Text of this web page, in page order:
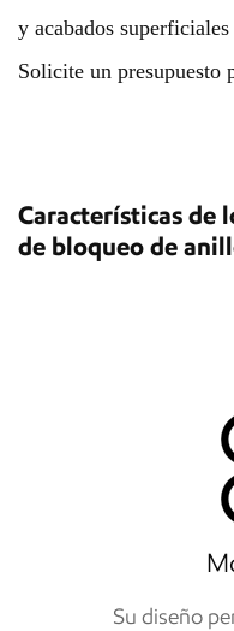
y acabados
Solicite un presupuesto
Características de
de bloqueo de
Su diseño